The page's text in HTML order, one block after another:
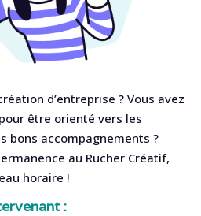
d’entreprise ? Vous avez
être orienté vers les
bons accompagnements ?
au Rucher Créatif,
horaire !
: